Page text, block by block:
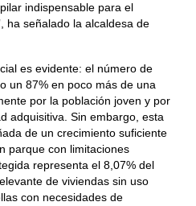
indispensable para el
ha señalado la alcaldesa de
es evidente: el número de
un 87% en poco más de una
por la población joven y por
adquisitiva. Sin embargo, esta
de un crecimiento suficiente
parque con limitaciones
representa el 8,07% del
de viviendas sin uso
con necesidades de